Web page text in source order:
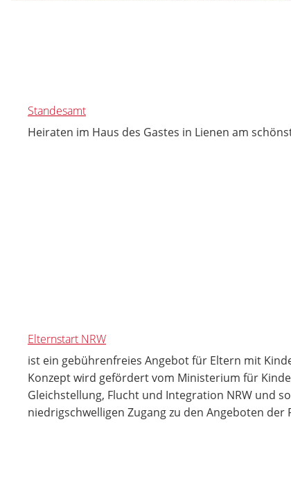
Standesamt
Heiraten im Haus des Gastes in Lienen am
Elternstart NRW
ist ein gebührenfreies Angebot für Eltern mit
Konzept wird gefördert vom Ministerium für
Gleichstellung, Flucht und Integration NRW und
niedrigschwelligen Zugang zu den Angeboten